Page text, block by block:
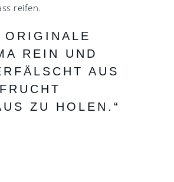
reifen.
ORIGINALE
REIN UND
AUS
ZU HOLEN.“